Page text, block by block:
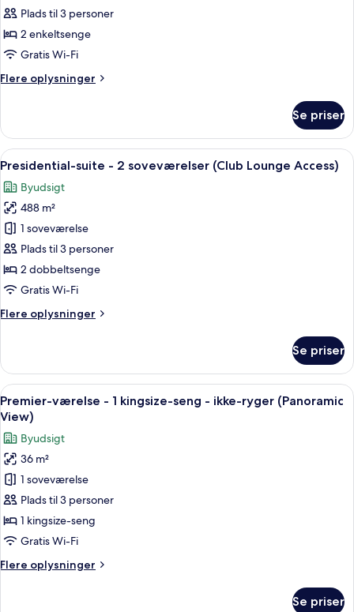
(Sky
View)
værelse
-
2
-
(Sky
View)
Plads til 3 personer
2 enkeltsenge
Gratis Wi-Fi
Flere oplysninger
Flere
værelse
2
-
ikke-
ryger
(Sky
View)
Se priser
Indlæs
alle
billeder
af
Presidential-
suite
-
2
(Club
Et moderne hotelværelse med en
11
Presidential-suite - 2 soveværelser (Club Lounge Access)
Byudsigt
488 m²
1 soveværelse
Plads til 3 personer
2 dobbeltsenge
Gratis Wi-Fi
Flere oplysninger
Flere
suite
2
soveværelser
Lounge
Access)
Se priser
Indlæs
alle
billeder
af
Premier-
værelse
-
1
kingsize-
-
Et hotelværelse med en stor seng,
6
Premier-værelse - 1 kingsize-seng - ikke-ryger (Panoramic
View)
Byudsigt
36 m²
1 soveværelse
Plads til 3 personer
1 kingsize-seng
Gratis Wi-Fi
Flere oplysninger
Flere
Se priser